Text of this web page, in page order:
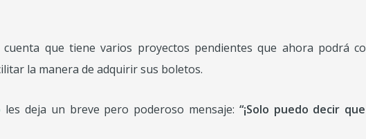
que tiene varios proyectos pendientes que ahora podrá
la manera de adquirir sus boletos.
les deja un breve pero poderoso mensaje: “¡Solo puedo decir